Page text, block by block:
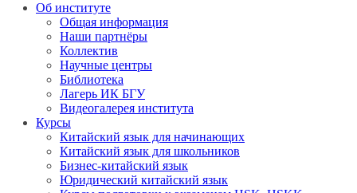
Об институте
Общая информация
Наши партнёры
Коллектив
Научные центры
Библиотека
Лагерь ИК БГУ
Видеогалерея института
Курсы
Китайский язык для начинающих
Китайский язык для школьников
Бизнес-китайский язык
Юридический китайский язык